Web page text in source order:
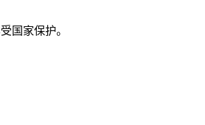
国家保护。